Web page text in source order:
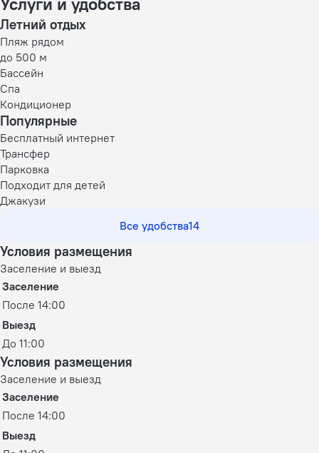
Летний отдых
Пляж рядом
до 500 м
Бассейн
Спа
Кондиционер
Популярные
Бесплатный интернет
Трансфер
Парковка
Подходит для детей
Джакузи
Все удобства14
Условия размещения
Заселение и выезд
Заселение
После 14:00
Выезд
До 11:00
Условия размещения
Заселение и выезд
Заселение
После 14:00
Выезд